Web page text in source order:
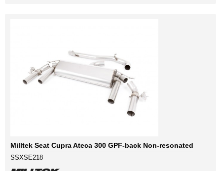
Milltek Seat Cupra Ateca 300 GPF-back Non-resonated
SSXSE218